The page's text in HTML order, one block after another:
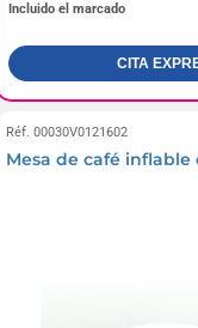
Incluido el marcado
CITA
Réf. 00030V0121602
Mesa de café inflable